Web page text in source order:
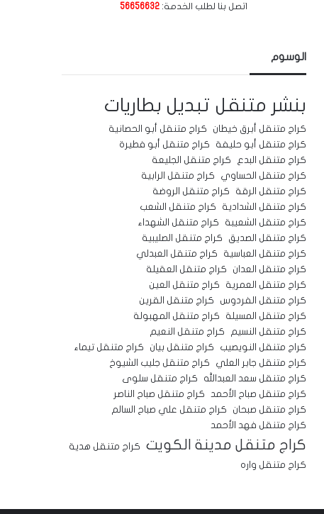
اتصل بنا لطلب الخدمة: 56656632
الوسوم
بنشر متنقل تبديل بطاريات
كراج متنقل أبرق خيطان
كراج متنقل أبو الحصانية
كراج متنقل أبو حليفة
كراج متنقل أبو فطيرة
كراج متنقل البدع
كراج متنقل الجليعة
كراج متنقل الحساوي
كراج متنقل الرابية
كراج متنقل الرقة
كراج متنقل الروضة
كراج متنقل الشدادية
كراج متنقل الشعب
كراج متنقل الشعيبة
كراج متنقل الشهداء
كراج متنقل الصديق
كراج متنقل الصليبية
كراج متنقل العباسية
كراج متنقل العبدلي
كراج متنقل العدان
كراج متنقل العقيلة
كراج متنقل العمرية
كراج متنقل العين
كراج متنقل الفردوس
كراج متنقل القرين
كراج متنقل المسيلة
كراج متنقل المهبولة
كراج متنقل النسيم
كراج متنقل النعيم
كراج متنقل النويصيب
كراج متنقل بيان
كراج متنقل تيماء
كراج متنقل جابر العلي
كراج متنقل جليب الشيوخ
كراج متنقل سعد العبدالله
كراج متنقل سلوى
كراج متنقل صباح الأحمد
كراج متنقل صباح الناصر
كراج متنقل صبحان
كراج متنقل علي صباح السالم
كراج متنقل فهد الأحمد
كراج متنقل مدينة الكويت
كراج متنقل هدية
كراج متنقل واره